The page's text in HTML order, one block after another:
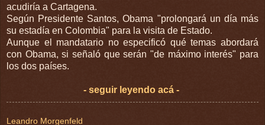
acudiría a Cartagena.
Según Presidente Santos, Obama "prolongará un día más
su estadía en Colombia" para la visita de Estado.
Aunque el mandatario no especificó qué temas abordará
con Obama, si señaló que serán "de máximo interés" para
los dos países.
- seguir leyendo acá -
Leandro Morgenfeld